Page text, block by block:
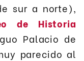
sur a norte),
de Historia
Palacio de
parecido al